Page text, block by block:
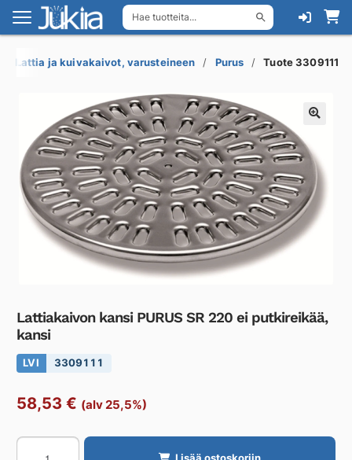
Hae tuotteita...
Siirry
navigointiin
Siirry
sisältöön
Lattia ja kuivakaivot, varusteineen Purus Tuote 3309111
Lattiakaivon kansi PURUS SR 220 ei putkireikää,
kansi
LVI 3309111
58,53 € (alv 25,5%)
Lattiakaivon